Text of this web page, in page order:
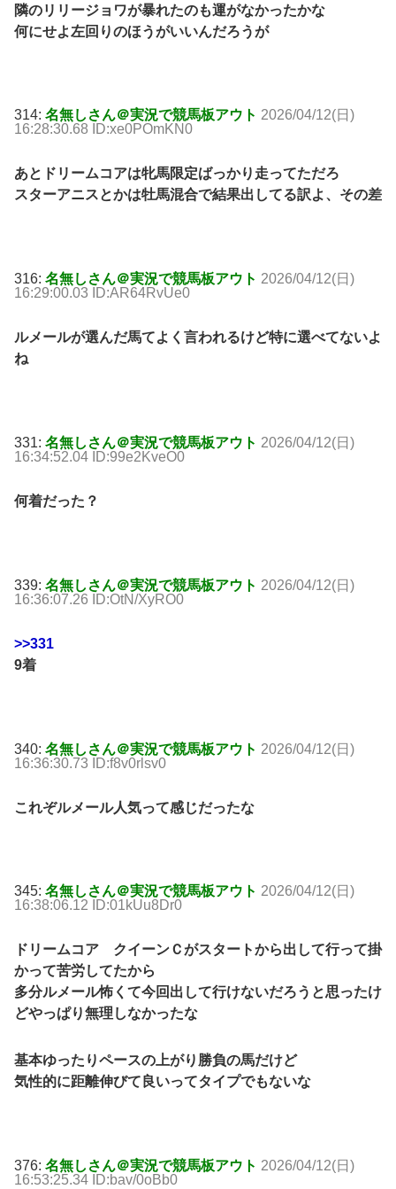
隣のリリージョワが暴れたのも運がなかったかな
何にせよ左回りのほうがいいんだろうが
314: 名無しさん＠実況で競馬板アウト 2026/04/12(日)
16:28:30.68 ID:xe0POmKN0
あとドリームコアは牝馬限定ばっかり走ってただろ
スターアニスとかは牡馬混合で結果出してる訳よ、その差
316: 名無しさん＠実況で競馬板アウト 2026/04/12(日)
16:29:00.03 ID:AR64RvUe0
ルメールが選んだ馬てよく言われるけど特に選べてないよ
ね
331: 名無しさん＠実況で競馬板アウト 2026/04/12(日)
16:34:52.04 ID:99e2KveO0
何着だった？
339: 名無しさん＠実況で競馬板アウト 2026/04/12(日)
16:36:07.26 ID:OtN/XyRO0
>>331
9着
340: 名無しさん＠実況で競馬板アウト 2026/04/12(日)
16:36:30.73 ID:f8v0rlsv0
これぞルメール人気って感じだったな
345: 名無しさん＠実況で競馬板アウト 2026/04/12(日)
16:38:06.12 ID:01kUu8Dr0
ドリームコア クイーンＣがスタートから出して行って掛
かって苦労してたから
多分ルメール怖くて今回出して行けないだろうと思ったけ
どやっぱり無理しなかったな
基本ゆったりペースの上がり勝負の馬だけど
気性的に距離伸びて良いってタイプでもないな
376: 名無しさん＠実況で競馬板アウト 2026/04/12(日)
16:53:25.34 ID:bav/0oBb0